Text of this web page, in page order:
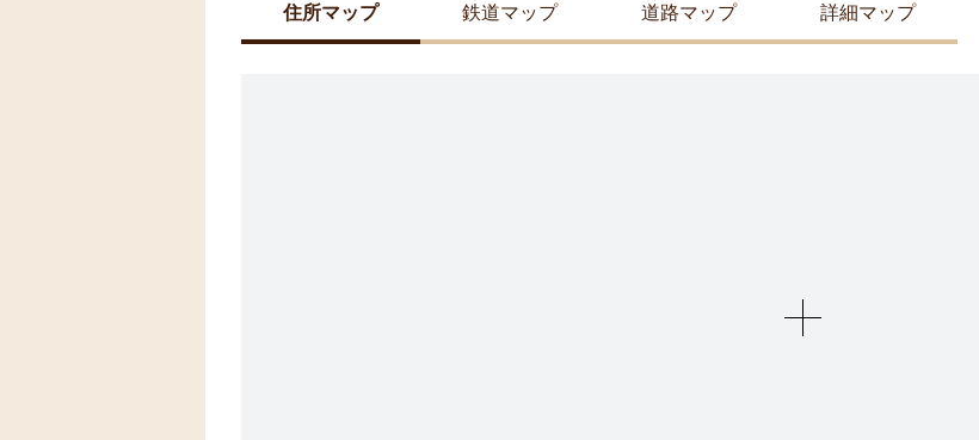
住所マップ 鉄道マップ 道路マップ 詳細マップ